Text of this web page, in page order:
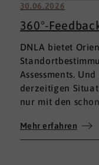
30.06.2026
360°-
DNLA bietet
Assessments.
derzeitigen
nur mit den
umfassenden
Mehr erfahren